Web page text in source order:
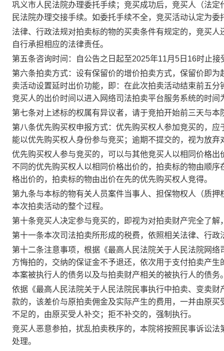
巩义市人民法院办理委托手续；竞买成功后，竞买人（法
民法院办理交接手续。如委托手续不全，竞买活动认定为委
法律、行政法规对拍卖标的物的买卖条件有规定的，竞买
自行承担相应的法律责任。
第五条咨询时间： 自公告之日起至2025年11月 5 日 16时止接
第六条拍卖方式： 设有保留价的增价拍卖方式，保留价即
卖活动设置延时出价功能，即：在此次拍卖活动结束前五
竞买人的出价时间以进入网络司法拍卖平台服务系统的时间
第七条对上述标的权属有异议者，请于竞拍开始前三天与本
第八条优先购买权申报方式： 优先购买权人参加竞买的，应
能以优先购买权人身份参与竞买；逾期不提交的，视为放
优先购买权人参与竞买的，可以与其他竞买人以相同价格
不同的优先购买权人以相同价格出价的，拍卖标的物由顺
格出价的，拍卖标的物由出价在先的优先购买权人竞得。
第九条与本标的物有关人员案件当事人、担保物权人（质押
本次拍卖活动的整个过程。
第十条竞买人决定参与竞买的，即视为对拍卖财产完全了
第十一条本次司法拍卖所形成的税费，依照相关法律、行政
第十二条注意事项，根据《最高人民法院关于人民法院网
方悔拍的，交纳的保证金不予退还，依次用于支付拍卖产
本案被执行人的债务以及与拍卖财产相关的被执行人的债务
依据《最高人民法院关于人民法院民事执行中拍卖、变卖
款的，该差价与原拍卖佣金及实际产生的费用，一并由原
不足的，由原买受人补交；拒不补交的，强制执行。
竞买人恶意参拍，扰乱拍卖秩序的，本院将按照民事诉讼
处理。